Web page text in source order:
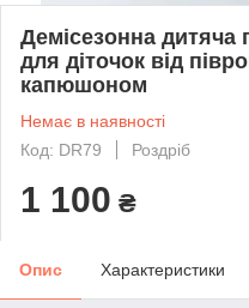
Демісезонна дитяча
для діточок від
капюшоном
Немає в наявності
Код: DR79
Роздріб
1 100 ₴
Опис Характеристики